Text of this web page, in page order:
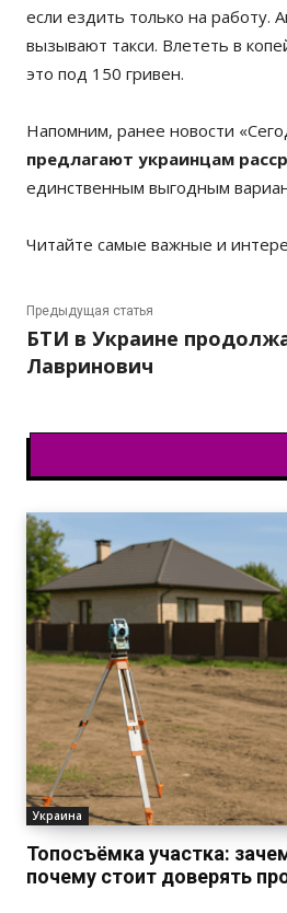
если ездить только на работу.
вызывают такси. Влететь в
это под 150 гривен.
Напомним, ранее новости
предлагают украинцам
единственным выгодным
Читайте самые важные и
Предыдущая статья
БТИ в Украине
Лавринович
Украина
Топосъёмка участка:
почему стоит доверять